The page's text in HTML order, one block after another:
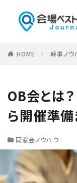
HOME 幹事ノウ
OB会とは
ら開催準備
同窓会ノウハウ